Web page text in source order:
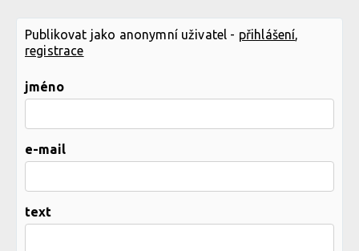
Publikovat jako anonymní uživatel - přihlášení,
registrace
jméno
e-mail
text